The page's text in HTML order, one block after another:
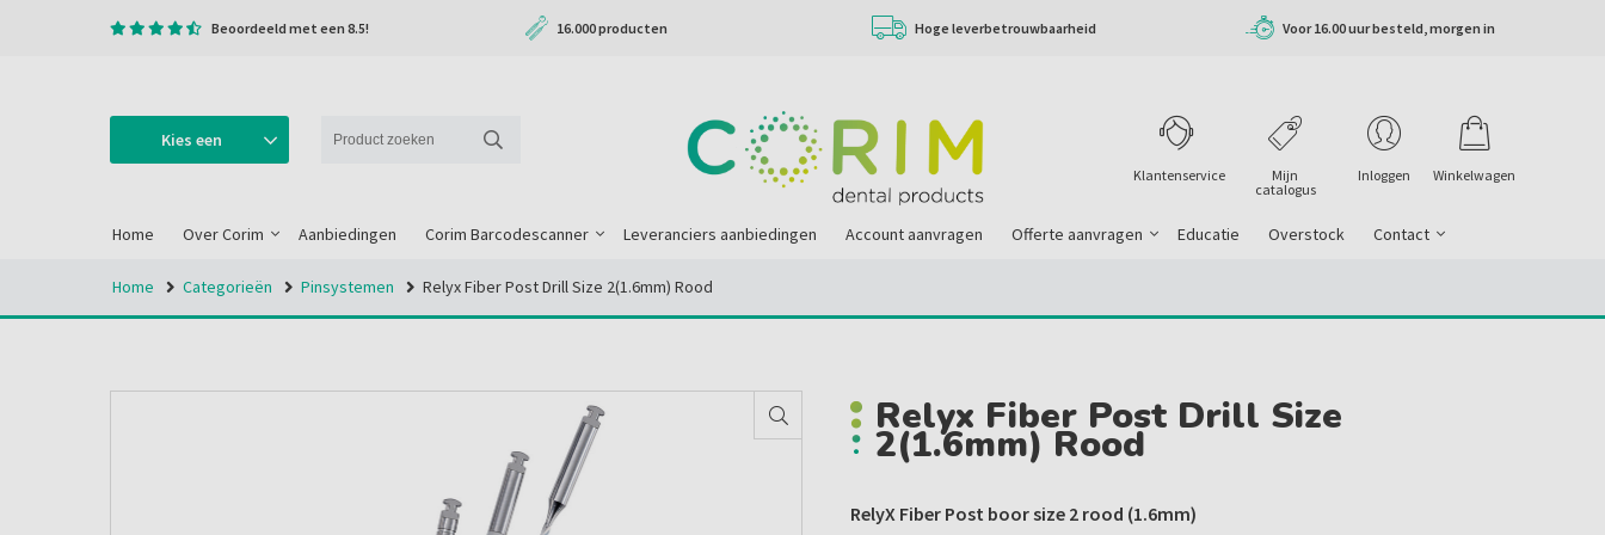
Beoordeeld met een 8.5! 16.000 producten Hoge leverbetrouwbaarheid Voor 16.00 uur besteld, morgen in
Kies een
Winkelwagen
Inloggen
Mijn
catalogus
Klantenservice
Home Over Corim Aanbiedingen Corim Barcodescanner Leveranciers aanbiedingen Account aanvragen Offerte aanvragen Educatie Overstock Contact
Home Categorieën Pinsystemen Relyx Fiber Post Drill Size 2(1.6mm) Rood
Relyx Fiber Post Drill Size
2(1.6mm) Rood
RelyX Fiber Post boor size 2 rood (1.6mm)